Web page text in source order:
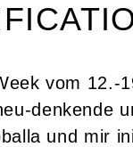
vom
denkende
und mir